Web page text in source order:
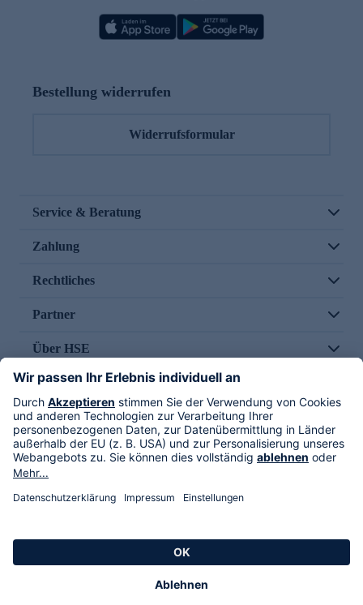
Bestellung widerrufen
Widerrufsformular
Service & Beratung
Zahlung
Rechtliches
Partner
Über HSE
Im TV
HSE International